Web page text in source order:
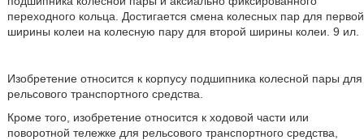
переходного кольца. Достигается смена колесных пар для первой
ширины колеи на колесную пару для второй ширины колеи. 9 ил.
Изобретение относится к корпусу подшипника колесной пары для
рельсового транспортного средства.
Кроме того, изобретение относится к ходовой части или
поворотной тележке для рельсового транспортного средства,